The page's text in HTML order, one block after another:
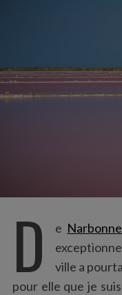
D e Narbonne
ville a
pour elle que je